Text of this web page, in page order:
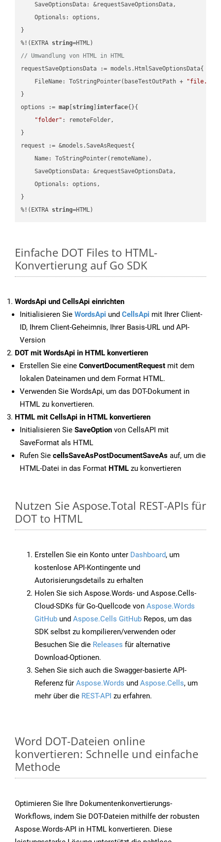
    SaveOptionsData: &requestSaveOptionsData,
    Optionals: options,
}
%!(EXTRA string
// Umwandlung von HTML in HTML
requestSaveOptionsData := models.HtmlSaveOptionsData{
    FileName: ToStringPointer(baseTestOutPath +
}
options := map string ]interface{}{
"folder" : remoteFolder,
}
request := &models.SaveAsRequest{
    Name: ToStringPointer(remoteName),
    SaveOptionsData: &requestSaveOptionsData,
    Optionals: options,
}
%!(EXTRA string=HTML)
Einfache DOT Files to HTML-
Konvertierung auf Go SDK
WordsApi und CellsApi einrichten
Initialisieren Sie WordsApi und CellsApi mit Ihrer Client-
ID, Ihrem Client-Geheimnis, Ihrer Basis-URL und API-
Version
DOT mit WordsApi in HTML konvertieren
Erstellen Sie eine ConvertDocumentRequest mit dem
lokalen Dateinamen und dem Format HTML.
Verwenden Sie WordsApi, um das DOT-Dokument in
HTML zu konvertieren.
HTML mit CellsApi in HTML konvertieren
Initialisieren Sie SaveOption von CellsAPI mit
SaveFormat als HTML
Rufen Sie cellsSaveAsPostDocumentSaveAs auf, um die
HTML-Datei in das Format HTML zu konvertieren
Nutzen Sie Aspose.Total REST-APIs für
DOT to HTML
Erstellen Sie ein Konto unter Dashboard, um
kostenlose API-Kontingente und
Autorisierungsdetails zu erhalten
Holen Sie sich Aspose.Words- und Aspose.Cells-
Cloud-SDKs für Go-Quellcode von Aspose.Words
GitHub und Aspose.Cells GitHub Repos, um das
SDK selbst zu kompilieren/verwenden oder
Besuchen Sie die Releases für alternative
Download-Optionen.
Sehen Sie sich auch die Swagger-basierte API-
Referenz für Aspose.Words und Aspose.Cells, um
mehr über die REST-API zu erfahren.
Word DOT-Dateien online
konvertieren: Schnelle und einfache
Methode
Optimieren Sie Ihre Dokumentenkonvertierungs-
Workflows, indem Sie DOT-Dateien mithilfe der robusten
Aspose.Words-API in HTML konvertieren. Diese